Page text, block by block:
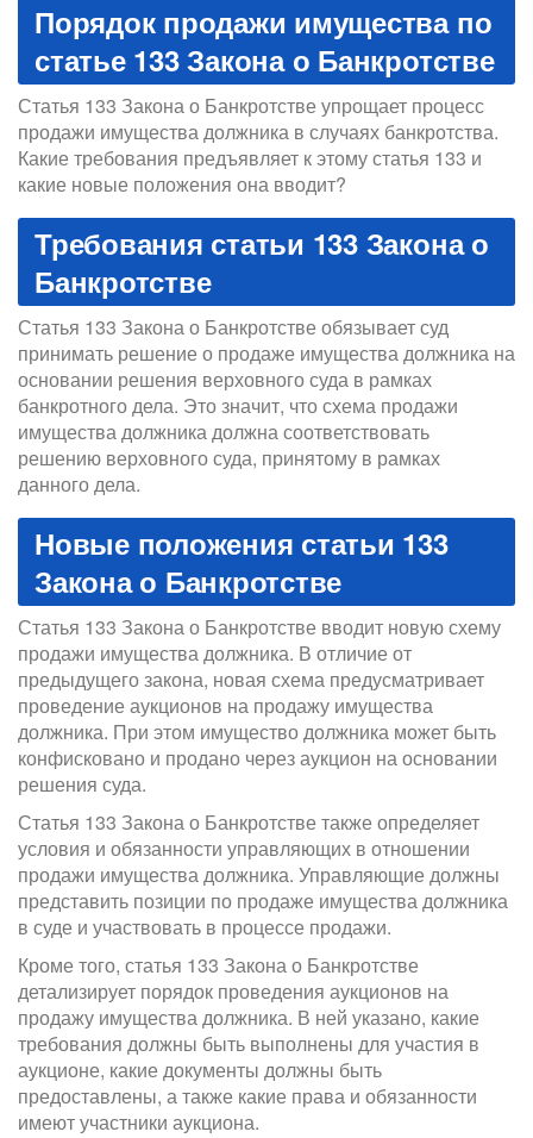
Порядок продажи имущества по
статье 133 Закона о Банкротстве
Статья 133 Закона о Банкротстве упрощает процесс
продажи имущества должника в случаях банкротства.
Какие требования предъявляет к этому статья 133 и
какие новые положения она вводит?
Требования статьи 133 Закона о
Банкротстве
Статья 133 Закона о Банкротстве обязывает суд
принимать решение о продаже имущества должника на
основании решения верховного суда в рамках
банкротного дела. Это значит, что схема продажи
имущества должника должна соответствовать
решению верховного суда, принятому в рамках
данного дела.
Новые положения статьи 133
Закона о Банкротстве
Статья 133 Закона о Банкротстве вводит новую схему
продажи имущества должника. В отличие от
предыдущего закона, новая схема предусматривает
проведение аукционов на продажу имущества
должника. При этом имущество должника может быть
конфисковано и продано через аукцион на основании
решения суда.
Статья 133 Закона о Банкротстве также определяет
условия и обязанности управляющих в отношении
продажи имущества должника. Управляющие должны
представить позиции по продаже имущества должника
в суде и участвовать в процессе продажи.
Кроме того, статья 133 Закона о Банкротстве
детализирует порядок проведения аукционов на
продажу имущества должника. В ней указано, какие
требования должны быть выполнены для участия в
аукционе, какие документы должны быть
предоставлены, а также какие права и обязанности
имеют участники аукциона.